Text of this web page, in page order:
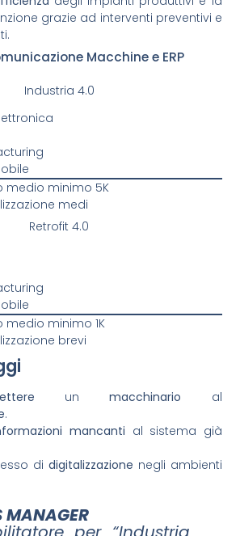
grazie ad interventi preventivi e
Macchine e ERP
Industria 4.0
medio minimo 5K
medi
Retrofit 4.0
medio minimo 1K
brevi
unmacchinario al
.
mancanti al sistema già
di digitalizzazione negli ambienti
MANAGER